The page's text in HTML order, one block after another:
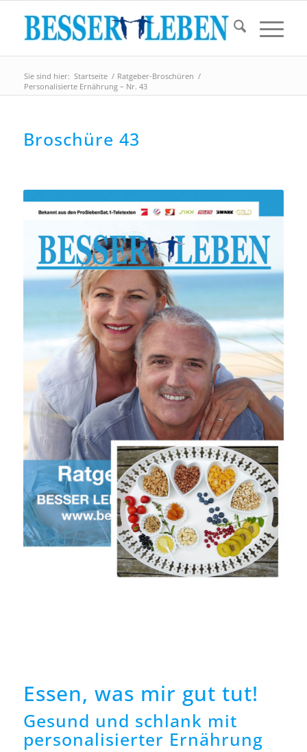
Sie sind hier: Startseite / Ratgeber-Broschüren /
Personalisierte Ernährung – Nr. 43
Broschüre 43
Essen, was mir gut tut!
Gesund und schlank mit
personalisierter Ernährung